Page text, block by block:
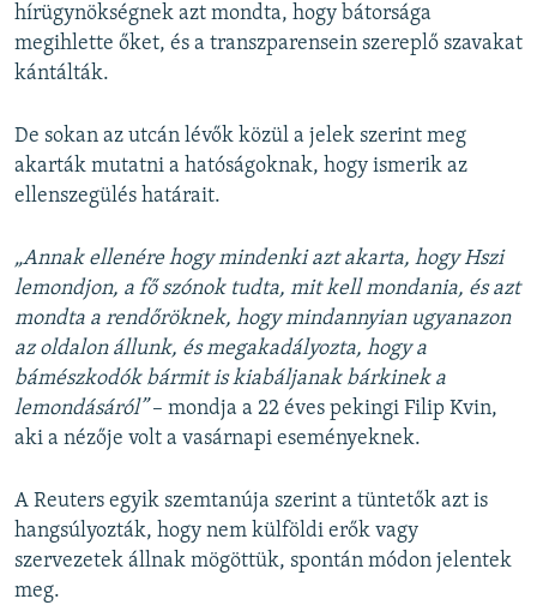
hírügynökségnek azt mondta, hogy bátorsága
megihlette őket, és a transzparensein szereplő szavakat
kántálták.
De sokan az utcán lévők közül a jelek szerint meg
akarták mutatni a hatóságoknak, hogy ismerik az
ellenszegülés határait.
„Annak ellenére hogy mindenki azt akarta, hogy Hszi
lemondjon, a fő szónok tudta, mit kell mondania, és azt
mondta a rendőröknek, hogy mindannyian ugyanazon
az oldalon állunk, és megakadályozta, hogy a
bámészkodók bármit is kiabáljanak bárkinek a
lemondásáról”– mondja a 22 éves pekingi Filip Kvin,
aki a nézője volt a vasárnapi eseményeknek.
A Reuters egyik szemtanúja szerint a tüntetők azt is
hangsúlyozták, hogy nem külföldi erők vagy
szervezetek állnak mögöttük, spontán módon jelentek
meg.